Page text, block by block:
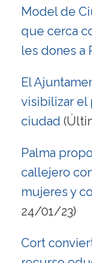
Model de
que cerca
les dones a
El
visibilizar el
ciudad
Palma
callejero
mujeres y
24/01/23)
Cort